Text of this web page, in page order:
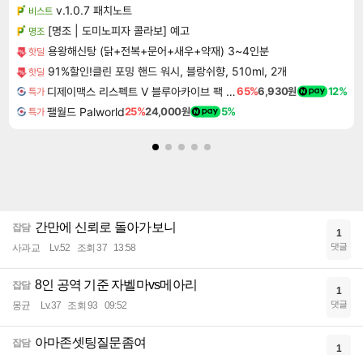
비스트 v.1.0.7 패치노트
명조 [명조 | 도미노피자 콜라보] 예고
핫딜 용왕해신탕 (닭+전복+문어+새우+약재) 3~4인분
핫딜 91%할인!클린 포밍 핸드 워시, 블랑쉬향, 510ml, 2개
특가 디제이맥스 리스펙트 V 블루아카이브 팩 DJMAX RESPECT V Blue Archive Pack DLC65%6,930원 12%
특가 팰월드 Palworld25%24,000원 5%
잡담 간만에 신뢰로 돌아가보니
사과교 Lv.52 조회 37 13:58
1
댓글
잡담 8인 공역 기준 자벨마vs메아리
몽균 Lv.37 조회 93 09:52
1
댓글
잡담 아마존셋팅질문좀여 1